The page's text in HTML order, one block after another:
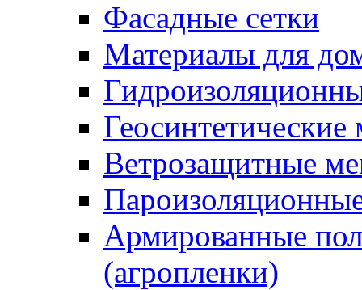
Фасадные сетки
Материалы для
Геосинтетические
Ветрозащитные
Армированные
(агропленки)